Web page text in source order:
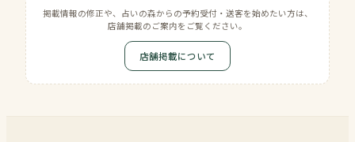
掲載情報の修正や、占いの森からの予約受付・送客を始めたい方は、
店舗掲載のご案内をご覧ください。
店舗掲載について